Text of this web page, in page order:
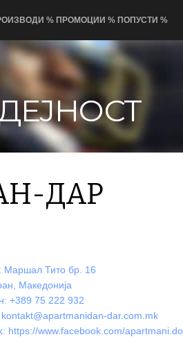
% ПРОМОЦИИ % ПОПУСТИ %
ДАР
Маршал Тито бр. 16
Македонија
+389 75 222 932
kontakt@apartmanidan-dar.com.mk
https://www.facebook.com/
Апартмани Дан-Дар